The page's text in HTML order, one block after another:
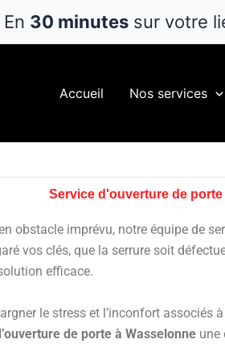
En 30 minutes sur votre
Accueil Nos services
Service d'ouverture de porte
obstacle imprévu, notre équipe de
vos clés, que la serrure soit
efficace.
le stress et l’inconfort
de porte à Wasselonne une